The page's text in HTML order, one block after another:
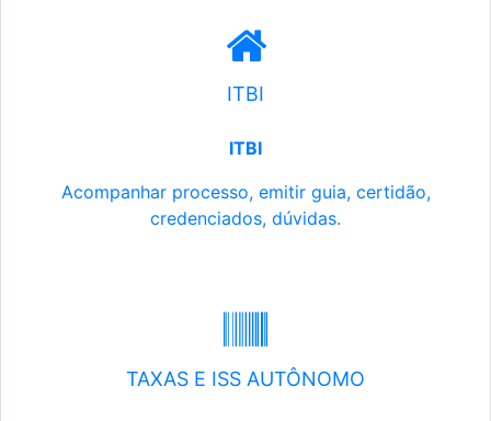
ITBI
ITBI
Acompanhar processo, emitir guia, certidão,
credenciados, dúvidas.
TAXAS E ISS AUTÔNOMO